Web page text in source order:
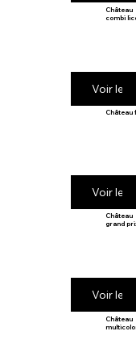
Château
combi
Voir le
Château
Voir le
Château
grand
Voir le
Château